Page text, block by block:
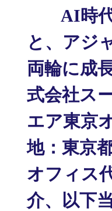
AI時代
と、アジ
両輪に成
式会社ス
エア東京
地：東京
オフィス
介、以下